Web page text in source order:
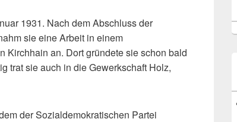
1931. Nach dem Abschluss der
sie eine Arbeit in einem
Kirchhain an. Dort gründete sie schon bald
trat sie auch in die Gewerkschaft Holz,
der Sozialdemokratischen Partei